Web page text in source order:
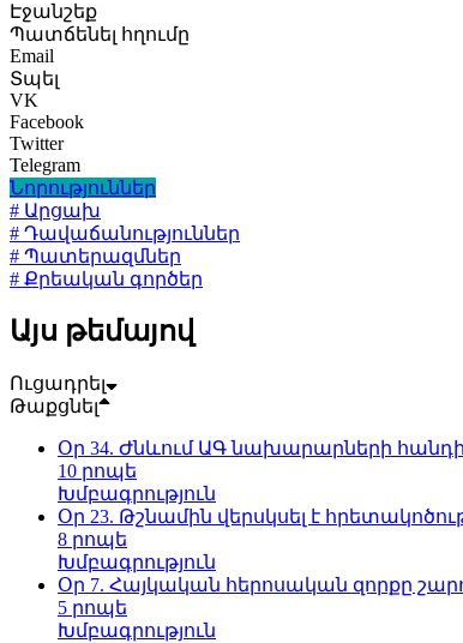
Էջանշեք
Պատճենել հղումը
Email
Տպել
VK
Facebook
Twitter
Telegram
Նորություններ
# Արցախ
# Դավաճանություններ
# Պատերազմներ
# Քրեական գործեր
Այս թեմայով
Ուցադրել
Թաքցնել
Օր 34. Ժնևում ԱԳ նախարարների
10 րոպե
Խմբագրություն
Օր 23. Թշնամին վերսկսել է
8 րոպե
Խմբագրություն
Օր 7. Հայկական հերոսական զորքը
5 րոպե
Խմբագրություն